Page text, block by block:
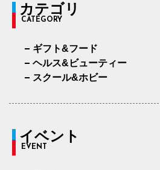
カテゴリ
CATEGORY
ギフト&フード
ヘルス&ビューティー
スクール&ホビー
イベント
EVENT